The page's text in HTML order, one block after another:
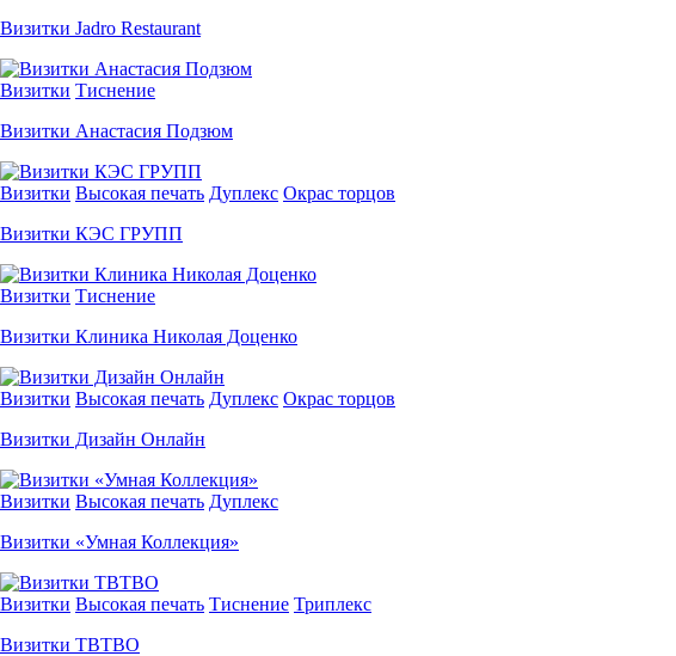
Визитки Jadro Restaurant
Визитки Тиснение
Визитки Анастасия Подзюм
Визитки Высокая печать Дуплекс Окрас торцов
Визитки КЭС ГРУПП
Визитки Тиснение
Визитки Клиника Николая Доценко
Визитки Высокая печать Дуплекс Окрас торцов
Визитки Дизайн Онлайн
Визитки Высокая печать Дуплекс
Визитки «Умная Коллекция»
Визитки Высокая печать Тиснение Триплекс
Визитки TBTBO